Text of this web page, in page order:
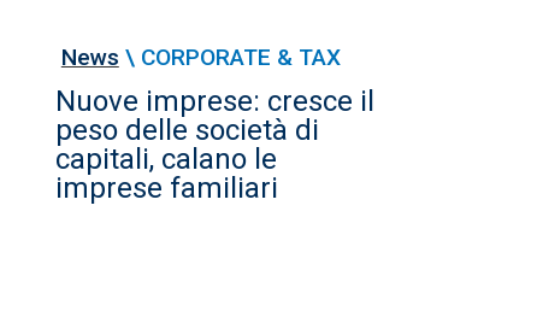
News \ CORPORATE & TAX
Nuove imprese: cresce il
peso delle società di
capitali, calano le
imprese familiari